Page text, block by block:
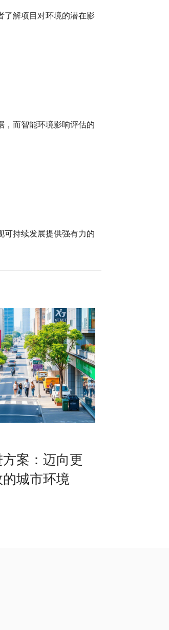
了解项目对环境的潜在影
，而智能环境影响评估的
可持续发展提供强有力的
案：迈向更
城市环境